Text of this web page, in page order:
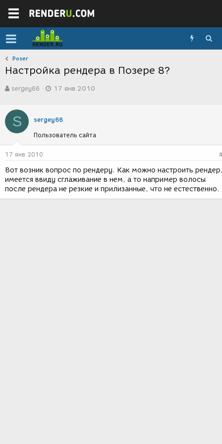
Poser
Настройка рендера в Позере 8?
в
о
р
т
е
м
ы
sergey66
а
с
з
д
и
я
17 янв 2010
S sergey66
Пользователь сайта
17 янв 2010
Вот возник вопрос по рендеру. Как можно настроить
имеется ввиду сглаживание в нем, а то например волосы
после рендера не резкие и прилизанные, что не естественно.